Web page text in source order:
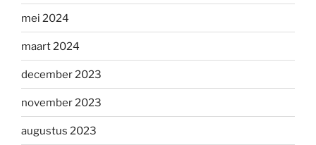
mei 2024
maart 2024
december 2023
november 2023
augustus 2023